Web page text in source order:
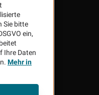
Sie bitte
ein,
Ihre Daten
Mehr in